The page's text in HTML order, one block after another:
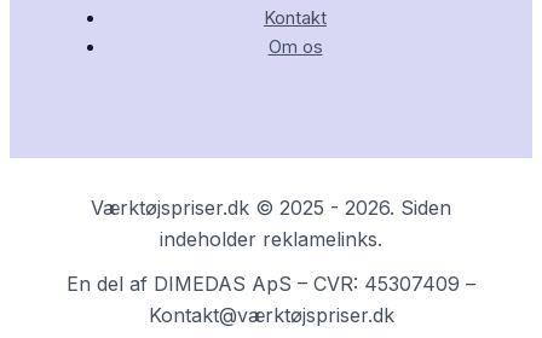
Kontakt
Om os
Værktøjspriser.dk © 2025 - 2026. Siden
indeholder reklamelinks.
En del af DIMEDAS ApS – CVR: 45307409 –
Kontakt@værktøjspriser.dk